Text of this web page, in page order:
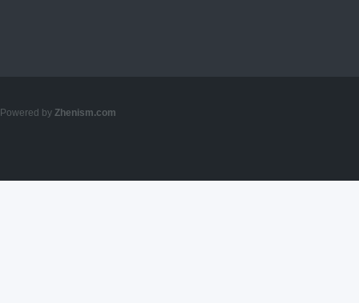
Powered by Zhenism.com